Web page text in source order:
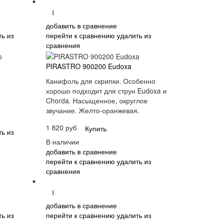
из
из
i
добавить в сравнение
перейти к сравнению удалить из
сравнения
PIRASTRO 900200 Eudoxa
Канифоль для скрипки. Особенно
хорошо подходит для струн Eudoxa и
Chorda. Насыщенное, округлое
звучание. Желто-оранжевая.
1 820 руб
Купить
В наличии
добавить в сравнение
перейти к сравнению удалить из
сравнения
из
i
добавить в сравнение
перейти к сравнению удалить из